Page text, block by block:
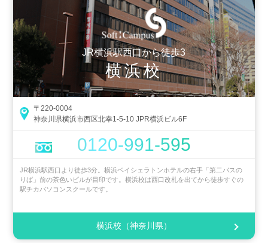
JR横浜駅西口から徒歩3
横浜校
〒220-0004
神奈川県横浜市西区北幸1-5-10 JPR横浜ビル6F
0120-991-595
JR横浜駅西口より徒歩3分。横浜ベイシェラトンホテルの右手「第二バスの
りば」前の茶色いビルが目印です。横浜校は西口改札を出てから徒歩すぐの
駅チカパソコンスクールです。
横浜校（神奈川県）